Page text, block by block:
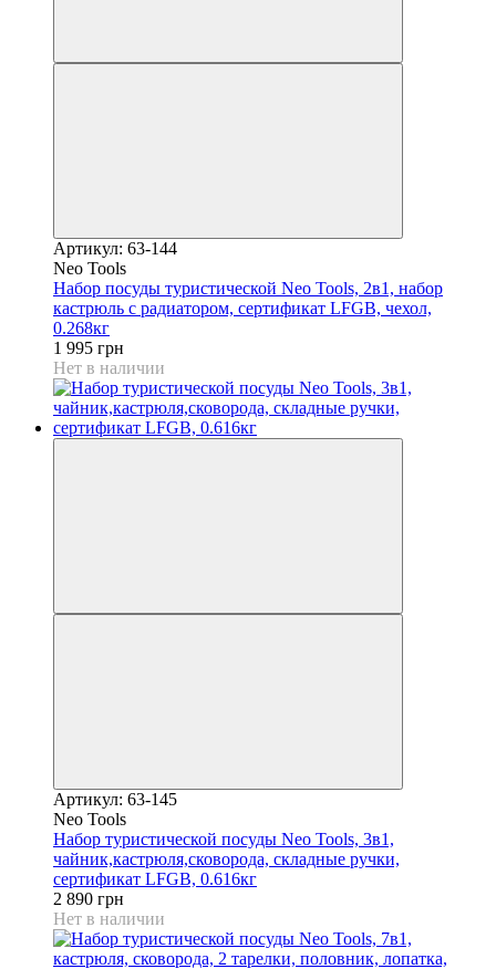
Артикул: 63-144
Neo Tools
Набор посуды туристической Neo Tools, 2в1, набор
кастрюль с радиатором, сертификат LFGB, чехол,
0.268кг
1 995 грн
Нет в наличии
Артикул: 63-145
Neo Tools
Набор туристической посуды Neo Tools, 3в1,
чайник,кастрюля,сковорода, складные ручки,
сертификат LFGB, 0.616кг
2 890 грн
Нет в наличии